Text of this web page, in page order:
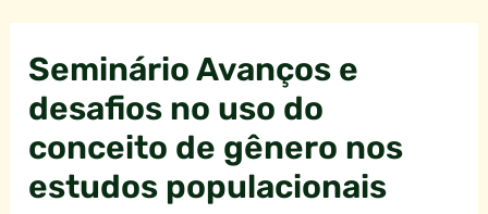
Seminário Avanços e
desafios no uso do
conceito de gênero nos
estudos populacionais